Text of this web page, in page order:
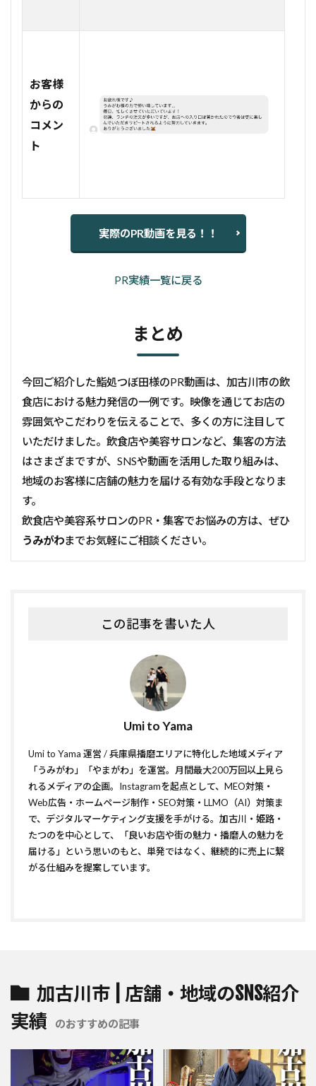
お客様
からの
コメン
ト
実際のPR動画を見る！！
PR実績一覧に戻る
まとめ
今回ご紹介した鮨処つぼ田様のPR動画は、加古川市の飲
食店における魅力発信の一例です。映像を通じてお店の
雰囲気やこだわりを伝えることで、多くの方に注目して
いただけました。飲食店や美容サロンなど、集客の方法
はさまざまですが、SNSや動画を活用した取り組みは、
地域のお客様に店舗の魅力を届ける有効な手段となりま
す。
飲食店や美容系サロンのPR・集客でお悩みの方は、ぜひ
うみがわまでお気軽にご相談ください。
この記事を書いた人
Umi to Yama
Umi to Yama 運営 / 兵庫県播磨エリアに特化した地域メディア
「うみがわ」「やまがわ」を運営。月間最大200万回以上見ら
れるメディアの企画。Instagramを起点として、MEO対策・
Web広告・ホームページ制作・SEO対策・LLMO（AI）対策ま
で、デジタルマーケティング支援を手がける。加古川・姫路・
たつのを中心として、「良いお店や街の魅力・播磨人の魅力を
届ける」という思いのもと、単発ではなく、継続的に売上に繋
がる仕組みを提案しています。
加古川市 | 店舗・地域のSNS紹介
実績
のおすすめの記事